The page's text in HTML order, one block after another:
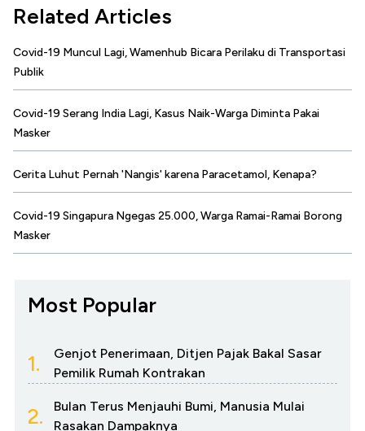
Related Articles
Covid-19 Muncul Lagi, Wamenhub Bicara Perilaku di Transportasi
Publik
Covid-19 Serang India Lagi, Kasus Naik-Warga Diminta Pakai
Masker
Cerita Luhut Pernah 'Nangis' karena Paracetamol, Kenapa?
Covid-19 Singapura Ngegas 25.000, Warga Ramai-Ramai Borong
Masker
Most Popular
1.
Genjot Penerimaan, Ditjen Pajak Bakal Sasar
Pemilik Rumah Kontrakan
2.
Bulan Terus Menjauhi Bumi, Manusia Mulai
Rasakan Dampaknya